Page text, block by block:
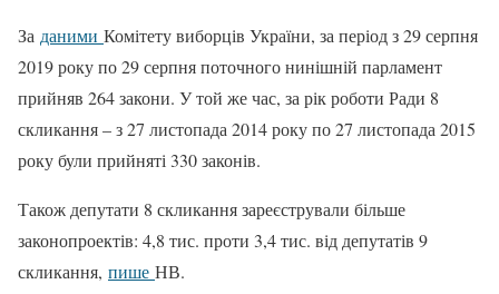
За даними Комітету виборців України, за період з 29 серпня
2019 року по 29 серпня поточного нинішній парламент
прийняв 264 закони. У той же час, за рік роботи Ради 8
скликання – з 27 листопада 2014 року по 27 листопада 2015
року були прийняті 330 законів.
Також депутати 8 скликання зареєстрували більше
законопроектів: 4,8 тис. проти 3,4 тис. від депутатів 9
скликання, пише НВ.